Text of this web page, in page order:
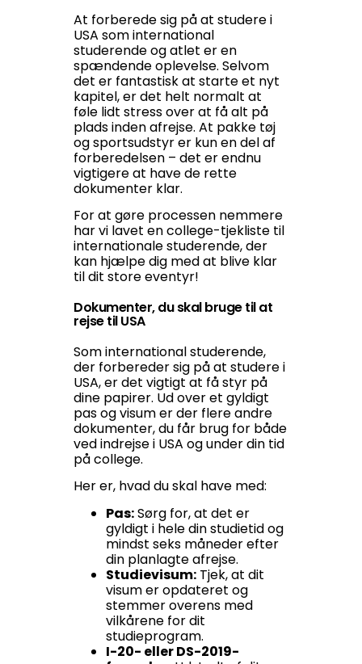
At forberede sig på at studere i
USA som international
studerende og atlet er en
spændende oplevelse. Selvom
det er fantastisk at starte et nyt
kapitel, er det helt normalt at
føle lidt stress over at få alt på
plads inden afrejse. At pakke tøj
og sportsudstyr er kun en del af
forberedelsen – det er endnu
vigtigere at have de rette
dokumenter klar.
For at gøre processen nemmere
har vi lavet en college-tjekliste til
internationale studerende, der
kan hjælpe dig med at blive klar
til dit store eventyr!
Dokumenter, du skal bruge til at
rejse til USA
Som international studerende,
der forbereder sig på at studere i
USA, er det vigtigt at få styr på
dine papirer. Ud over et gyldigt
pas og visum er der flere andre
dokumenter, du får brug for både
ved indrejse i USA og under din tid
på college.
Her er, hvad du skal have med:
Pas:Sørg for, at det er
gyldigt i hele din studietid og
mindst seks måneder efter
din planlagte afrejse.
Studievisum: Tjek, at dit
visum er opdateret og
stemmer overens med
vilkårene for dit
studieprogram.
I-20- eller DS-2019-